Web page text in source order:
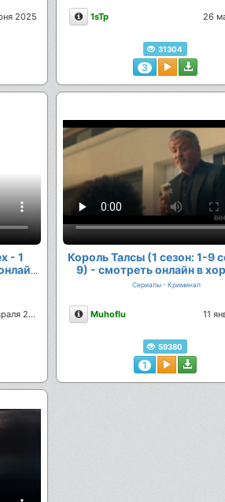
2025 Описание
1sTp 26
31304
3
- 1
20 февраля 2025
Король Талсы (1 сезон: 1-9
9) - смотреть онлайн в
качестве
Сериалы - Криминал
Описание
Muhoflu 11
59380
1